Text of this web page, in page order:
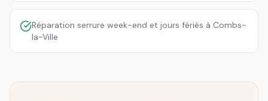
Réparation serrure week-end et jours fériés à Combs-
la-Ville